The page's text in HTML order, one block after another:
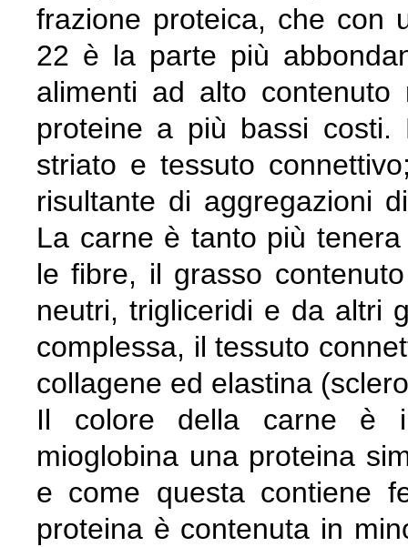
frazione proteica, che con
22 è la parte più
alimenti ad alto
proteine a più bassi
striato e tessuto
risultante di aggregazioni
La carne è tanto più
le fibre, il grasso
neutri, trigliceridi e da altri
complessa, il tessuto
collagene ed elastina
Il colore della carne è
mioglobina una proteina
e come questa contiene
proteina è contenuta in